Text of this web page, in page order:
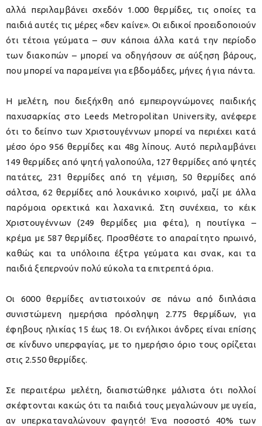
αλλά περιλαμβάνει σχεδόν 1.000 θερμίδες, τις οποίες τα
παιδιά αυτές τις μέρες «δεν καίνε». Οι ειδικοί προειδοποιούν
ότι τέτοια γεύματα – συν κάποια άλλα κατά την περίοδο
των διακοπών – μπορεί να οδηγήσουν σε αύξηση βάρους,
που μπορεί να παραμείνει για εβδομάδες, μήνες ή για πάντα.
Η μελέτη, που διεξήχθη από εμπειρογνώμονες παιδικής
παχυσαρκίας στο Leeds Metropolitan University, ανέφερε
ότι το δείπνο των Χριστουγέννων μπορεί να περιέχει κατά
μέσο όρο 956 θερμίδες και 48g λίπους. Αυτό περιλαμβάνει
149 θερμίδες από ψητή γαλοπούλα, 127 θερμίδες από ψητές
πατάτες, 231 θερμίδες από τη γέμιση, 50 θερμίδες από
σάλτσα, 62 θερμίδες από λουκάνικο χοιρινό, μαζί με άλλα
παρόμοια ορεκτικά και λαχανικά. Στη συνέχεια, το κέικ
Χριστουγέννων (249 θερμίδες μια φέτα), η πουτίγκα –
κρέμα με 587 θερμίδες. Προσθέστε το απαραίτητο πρωινό,
καθώς και τα υπόλοιπα έξτρα γεύματα και σνακ, και τα
παιδιά ξεπερνούν πολύ εύκολα τα επιτρεπτά όρια.
Οι 6000 θερμίδες αντιστοιχούν σε πάνω από διπλάσια
συνιστώμενη ημερήσια πρόσληψη 2.775 θερμίδων, για
έφηβους ηλικίας 15 έως 18. Οι ενήλικοι άνδρες είναι επίσης
σε κίνδυνο υπερφαγίας, με το ημερήσιο όριο τους ορίζεται
στις 2.550 θερμίδες.
Σε περαιτέρω μελέτη, διαπιστώθηκε μάλιστα ότι πολλοί
σκέφτονται κακώς ότι τα παιδιά τους μεγαλώνουν με υγεία,
αν υπερκαταναλώνουν φαγητό! Ένα ποσοστό 40% των